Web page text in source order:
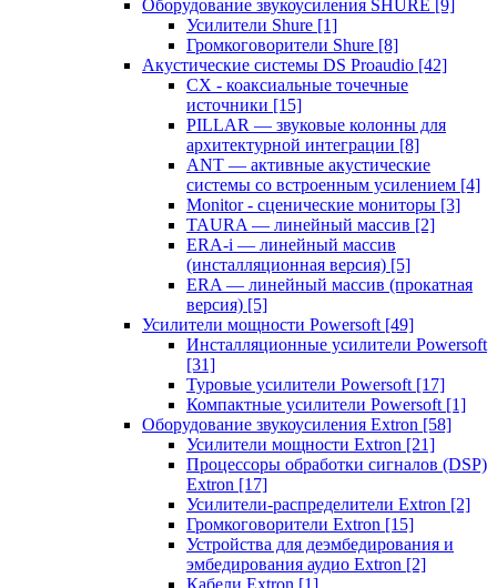
Оборудование звукоусиления SHURE [9]
Усилители Shure [1]
Громкоговорители Shure [8]
Акустические системы DS Proaudio [42]
CX - коаксиальные точечные
источники [15]
PILLAR — звуковые колонны для
архитектурной интеграции [8]
ANT — активные акустические
системы со встроенным усилением [4]
Monitor - сценические мониторы [3]
TAURA — линейный массив [2]
ERA-i — линейный массив
(инсталляционная версия) [5]
ERA — линейный массив (прокатная
версия) [5]
Усилители мощности Powersoft [49]
Инсталляционные усилители Powersoft
[31]
Туровые усилители Powersoft [17]
Компактные усилители Powersoft [1]
Оборудование звукоусиления Extron [58]
Усилители мощности Extron [21]
Процессоры обработки сигналов (DSP)
Extron [17]
Усилители-распределители Extron [2]
Громкоговорители Extron [15]
Устройства для деэмбедирования и
эмбедирования аудио Extron [2]
Кабели Extron [1]